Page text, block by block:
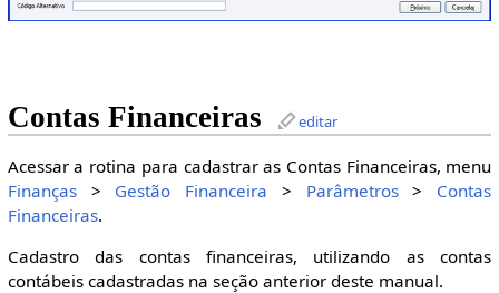
Contas Financeiras editar
Acessar a rotina para cadastrar as Contas Financeiras, menu
Finanças> Gestão Financeira > Parâmetros> Contas
Financeiras.
Cadastro das contas financeiras, utilizando as contas
contábeis cadastradas na seção anterior deste manual.